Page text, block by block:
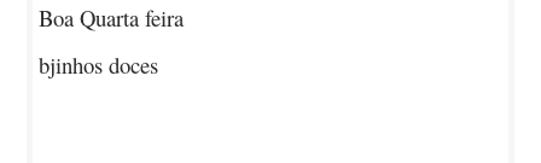
Boa Quarta feira
bjinhos doces